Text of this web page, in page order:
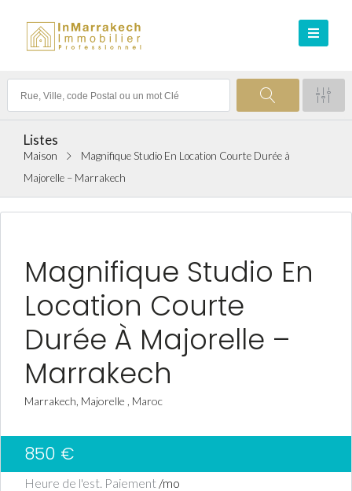
Listes
Maison
Magnifique Studio En Location Courte Durée à
Majorelle – Marrakech
Magnifique Studio En
Location Courte
Durée À Majorelle –
Marrakech
Marrakech, Majorelle , Maroc
850 €
Heure de l'est. Paiement /mo